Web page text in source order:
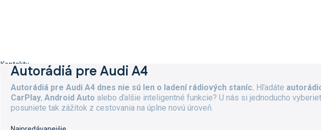
Kontakty
Autorádiá pre Audi A4
Autorádiá pre Audi A4 dnes nie sú len o ladení rádiových staníc. Hľadáte
CarPlay, Android Auto alebo ďalšie inteligentné funkcie? U nás si jednoducho
posuniete tak zážitok z cestovania na úplne novú úroveň.